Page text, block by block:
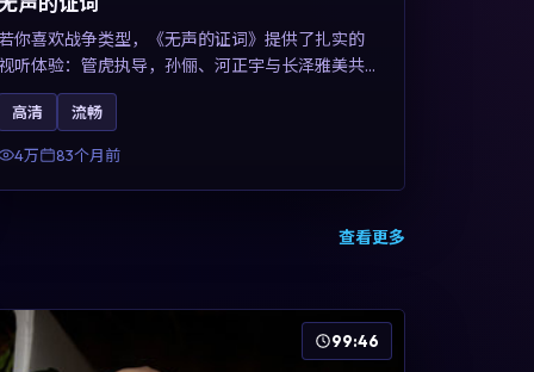
你喜欢战争类型，《无声的证词》提供了扎实的
听体验：管虎执导，孙俪、河正宇与长泽雅美共
演绎。影片2019年于澳大利亚上映，内容在罪案
型框架内探讨制度与个体关系，关键词包含高清
畅、人物关系与情节反转，适合检索「2019战
高清 流畅
4万 83个月前
查看更多
99:46